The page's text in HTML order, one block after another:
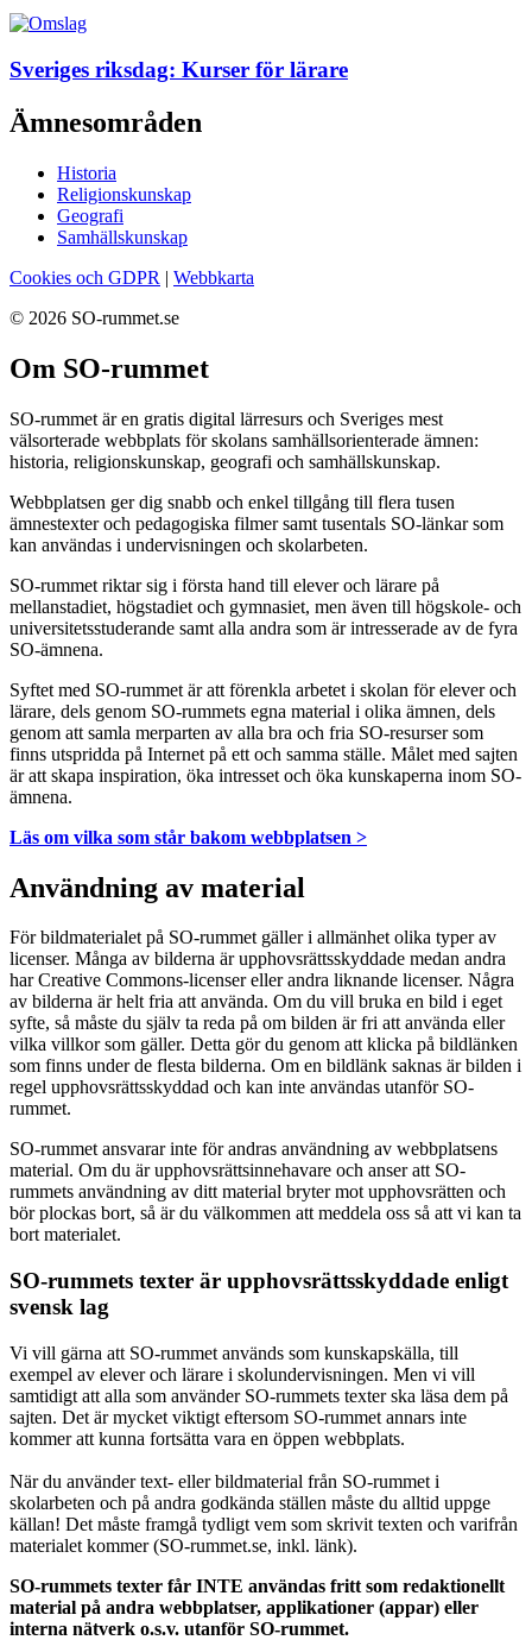
Sveriges riksdag: Kurser för lärare
Ämnesområden
Historia
Religionskunskap
Geografi
Samhällskunskap
Cookies och GDPR | Webbkarta
© 2026 SO-rummet.se
Om SO-rummet
SO-rummet är en gratis digital lärresurs och Sveriges mest
välsorterade webbplats för skolans samhällsorienterade ämnen:
historia, religionskunskap, geografi och samhällskunskap.
Webbplatsen ger dig snabb och enkel tillgång till flera tusen
ämnestexter och pedagogiska filmer samt tusentals SO-länkar som
kan användas i undervisningen och skolarbeten.
SO-rummet riktar sig i första hand till elever och lärare på
mellanstadiet, högstadiet och gymnasiet, men även till högskole- och
universitetsstuderande samt alla andra som är intresserade av de fyra
SO-ämnena.
Syftet med SO-rummet är att förenkla arbetet i skolan för elever och
lärare, dels genom SO-rummets egna material i olika ämnen, dels
genom att samla merparten av alla bra och fria SO-resurser som
finns utspridda på Internet på ett och samma ställe. Målet med sajten
är att skapa inspiration, öka intresset och öka kunskaperna inom SO-
ämnena.
Läs om vilka som står bakom webbplatsen >
Användning av material
För bildmaterialet på SO-rummet gäller i allmänhet olika typer av
licenser. Många av bilderna är upphovsrättsskyddade medan andra
har Creative Commons-licenser eller andra liknande licenser. Några
av bilderna är helt fria att använda. Om du vill bruka en bild i eget
syfte, så måste du själv ta reda på om bilden är fri att använda eller
vilka villkor som gäller. Detta gör du genom att klicka på bildlänken
som finns under de flesta bilderna. Om en bildlänk saknas är bilden i
regel upphovsrättsskyddad och kan inte användas utanför SO-
rummet.
SO-rummet ansvarar inte för andras användning av webbplatsens
material. Om du är upphovsrättsinnehavare och anser att SO-
rummets användning av ditt material bryter mot upphovsrätten och
bör plockas bort, så är du välkommen att meddela oss så att vi kan ta
bort materialet.
SO-rummets texter är upphovsrättsskyddade enligt
svensk lag
Vi vill gärna att SO-rummet används som kunskapskälla, till
exempel av elever och lärare i skolundervisningen. Men vi vill
samtidigt att alla som använder SO-rummets texter ska läsa dem på
sajten. Det är mycket viktigt eftersom SO-rummet annars inte
kommer att kunna fortsätta vara en öppen webbplats.
När du använder text- eller bildmaterial från SO-rummet i
skolarbeten och på andra godkända ställen måste du alltid uppge
källan! Det måste framgå tydligt vem som skrivit texten och varifrån
materialet kommer (SO-rummet.se, inkl. länk).
SO-rummets texter får INTE användas fritt som redaktionellt
material på andra webbplatser, applikationer (appar) eller
interna nätverk o.s.v. utanför SO-rummet.